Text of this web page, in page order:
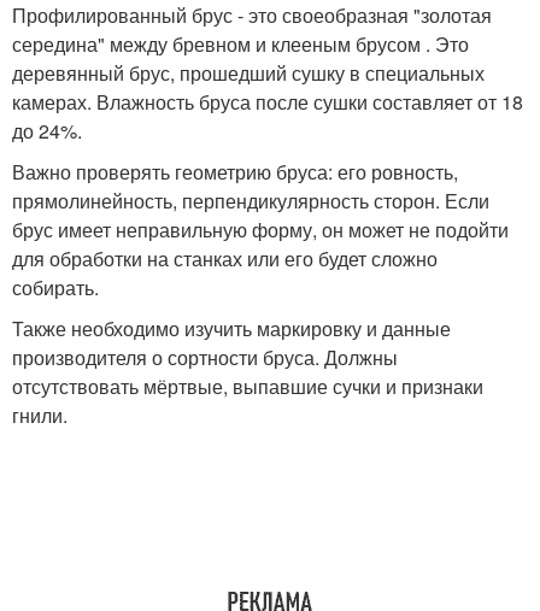
Профилированный брус - это своеобразная "золотая
середина" между бревном и клееным брусом . Это
деревянный брус, прошедший сушку в специальных
камерах. Влажность бруса после сушки составляет от 18
до 24%.
Важно проверять геометрию бруса: его ровность,
прямолинейность, перпендикулярность сторон. Если
брус имеет неправильную форму, он может не подойти
для обработки на станках или его будет сложно
собирать.
Также необходимо изучить маркировку и данные
производителя о сортности бруса. Должны
отсутствовать мёртвые, выпавшие сучки и признаки
гнили.